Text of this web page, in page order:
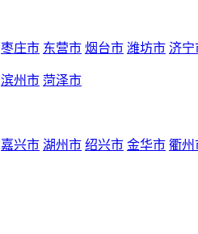
枣庄市 东营市 烟台市 潍坊市 济宁
滨州市 菏泽市
嘉兴市 湖州市 绍兴市 金华市 衢州